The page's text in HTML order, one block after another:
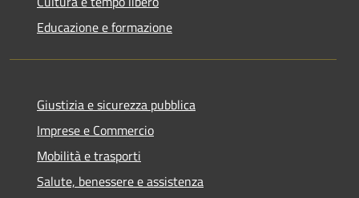
Educazione e formazione
Giustizia e sicurezza pubblica
Imprese e Commercio
Mobilità e trasporti
Salute, benessere e assistenza